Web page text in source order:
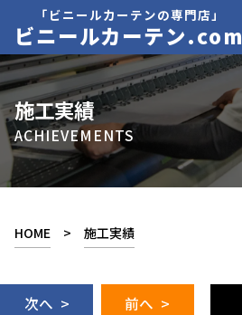
「ビニールカーテンの専門店」
ビニールカーテン.com
施工実績
ACHIEVEMENTS
HOME > 施工実績
次へ > 前へ >